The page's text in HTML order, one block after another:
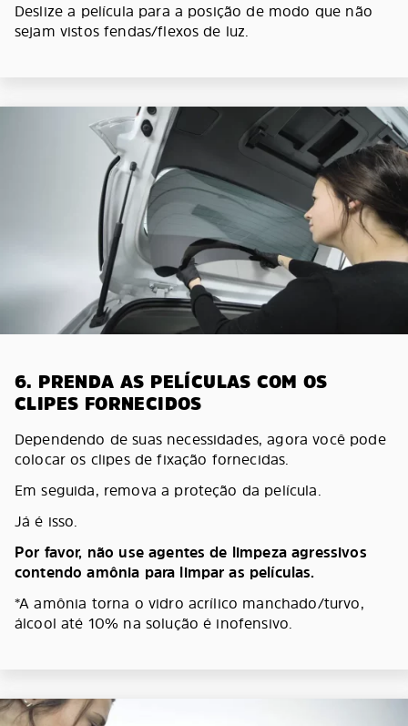
Deslize a película para a posição de modo que não
sejam vistos fendas/flexos de luz.
6. PRENDA AS PELÍCULAS COM OS
CLIPES FORNECIDOS
Dependendo de suas necessidades, agora você pode
colocar os clipes de fixação fornecidas.
Em seguida, remova a proteção da película.
Já é isso.
Por favor, não use agentes de limpeza agressivos
contendo amônia para limpar as películas.
*A amônia torna o vidro acrílico manchado/turvo,
álcool até 10% na solução é inofensivo.